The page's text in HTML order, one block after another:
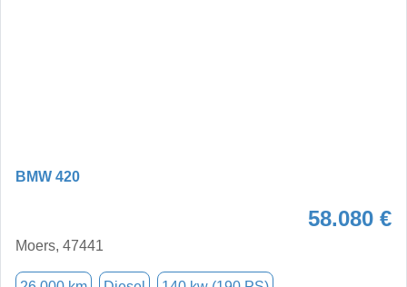
BMW 420
58.080 €
Moers, 47441